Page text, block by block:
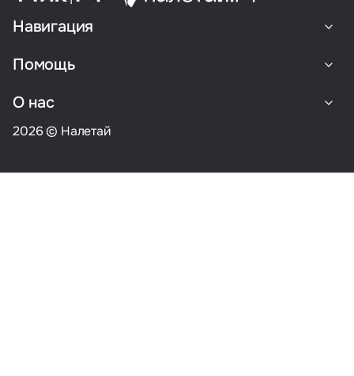
Навигация
Помощь
О нас
2026 © Налетай